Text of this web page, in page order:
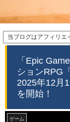
当ブログはアフィリエ
「Epic
ションRPG
2025年12月
を開始！
ゲーム